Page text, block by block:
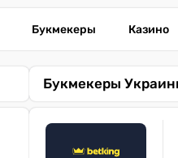
Букмекеры Казино
Букмекеры